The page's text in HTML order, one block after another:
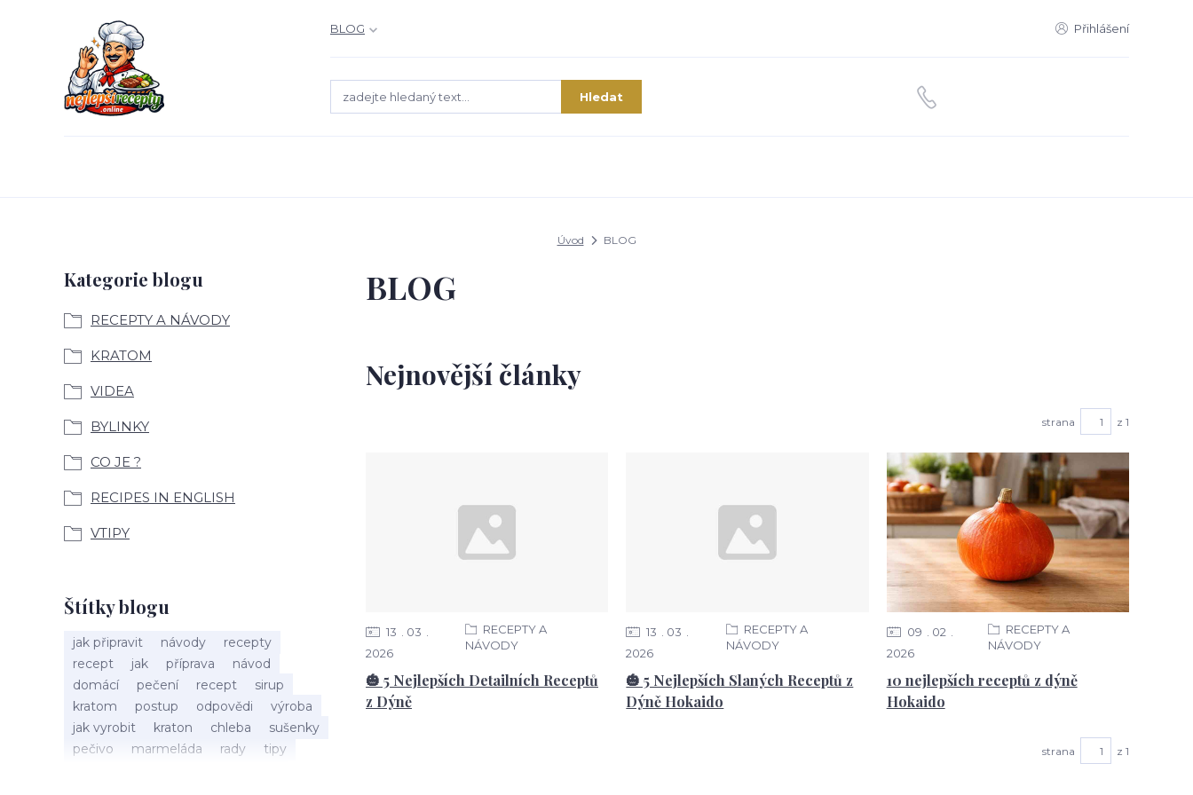
BLOG Přihlášení
Hledat
Úvod BLOG
Kategorie blogu
RECEPTY A NÁVODY
KRATOM
VIDEA
BYLINKY
CO JE ?
RECIPES IN ENGLISH
VTIPY
Štítky blogu
jak připravit návody
recepty
recept
jak příprava
návod
domácí
pečení recept
sirup
kratom
postup odpovědi
výroba
jak vyrobit
kraton chleba
sušenky
pečivo
marmeláda rady
tipy
BLOG
Nejnovější články
strana z 1
🎃 5 Nejlepších Detailních Receptů
z Dýně
13
03
2026
RECEPTY A
NÁVODY
🎃 5 Nejlepších Slaných Receptů z
Dýně Hokaido
13
03
2026
RECEPTY A
NÁVODY
10 nejlepších receptů z dýně
Hokaido
09
02
2026
RECEPTY A
NÁVODY
strana z 1